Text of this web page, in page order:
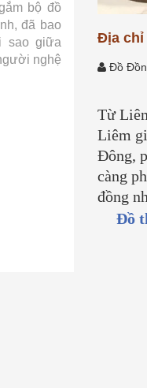
bộ đồ
đã bao
sao giữa
nghệ
tự hỏi tại
so với
những
Địa chỉ
Đồ
Từ
Liêm
Đông,
càng
đồng
Đồ